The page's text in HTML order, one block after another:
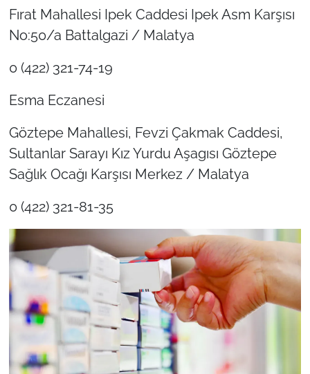
Fırat Mahallesi Ipek Caddesi Ipek Asm Karşısı
No:50/a Battalgazi / Malatya
0 (422) 321-74-19
Esma Eczanesi
Göztepe Mahallesi, Fevzi Çakmak Caddesi,
Sultanlar Sarayı Kız Yurdu Aşagısı Göztepe
Sağlık Ocağı Karşısı Merkez / Malatya
0 (422) 321-81-35